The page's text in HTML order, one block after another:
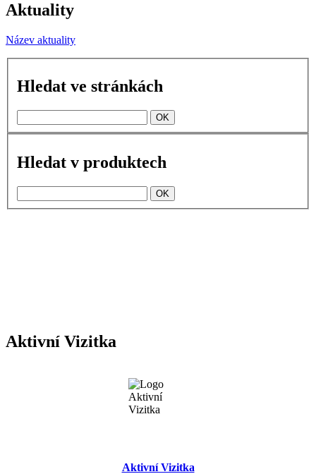
Aktuality
Název aktuality
Hledat ve stránkách
Hledat v produktech
Aktivní Vizitka
Aktivní Vizitka